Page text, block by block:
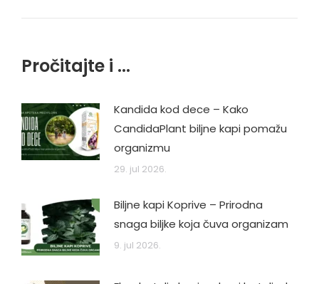
Pročitajte i ...
Kandida kod dece – Kako
CandidaPlant biljne kapi pomažu
organizmu
29. jul 2026.
Biljne kapi Koprive – Prirodna
snaga biljke koja čuva organizam
9. jul 2026.